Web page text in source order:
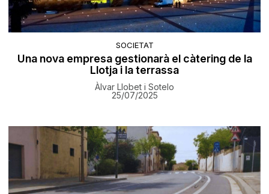
SOCIETAT
Una nova empresa gestionarà el càtering de la
Llotja i la terrassa
Àlvar Llobet i Sotelo
25/07/2025